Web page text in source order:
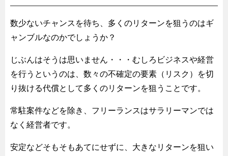
数少ないチャンスを待ち、多くのリターンを狙うのはギ
ャンブルなのかでしょうか？
じぶんはそうは思いません・・・むしろビジネスや経営
を行うというのは、数々の不確定の要素（リスク）を切
り抜ける代償として多くのリターンを狙うことです。
常駐案件などを除き、フリーランスはサラリーマンでは
なく経営者です。
安定などそもそもあてにせずに、大きなリターンを狙い